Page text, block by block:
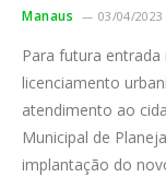
Manaus 03/04/2023
Para futura
licenciamento
atendimento ao
Municipal de
implantação do